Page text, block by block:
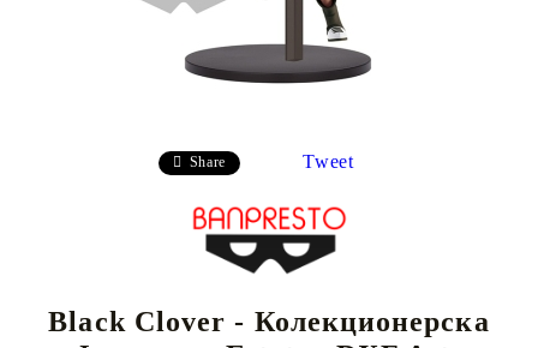
Share Tweet
Black Clover - Колекционерска